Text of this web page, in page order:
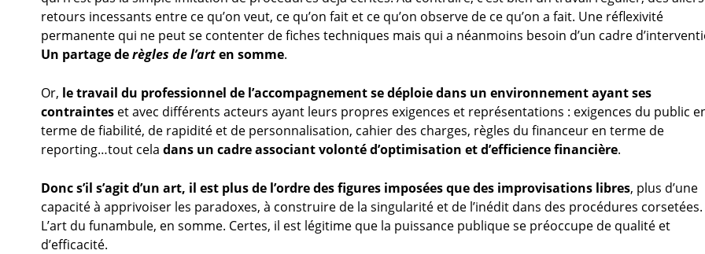
retours incessants entre ce qu’on veut, ce qu’on fait et ce qu’on observe de ce qu’on a fait. Une réflexivité
permanente qui ne peut se contenter de fiches techniques mais qui a néanmoins besoin d’un cadre
Un partage derègles de l’arten somme.
Or, le travail du professionnel de l’accompagnement se déploie dans un environnement ayant ses
contraintes et avec différents acteurs ayant leurs propres exigences et représentations : exigences du public
terme de fiabilité, de rapidité et de personnalisation, cahier des charges, règles du financeur en terme de
reporting…tout cela dans un cadre associant volonté d’optimisation et d’efficience financière.
Donc s’il s’agit d’un art, il est plus de l’ordre des figures imposées que des improvisations libres, plus d’une
capacité à apprivoiser les paradoxes, à construire de la singularité et de l’inédit dans des procédures corsetées.
L’art du funambule, en somme. Certes, il est légitime que la puissance publique se préoccupe de qualité et
d’efficacité.